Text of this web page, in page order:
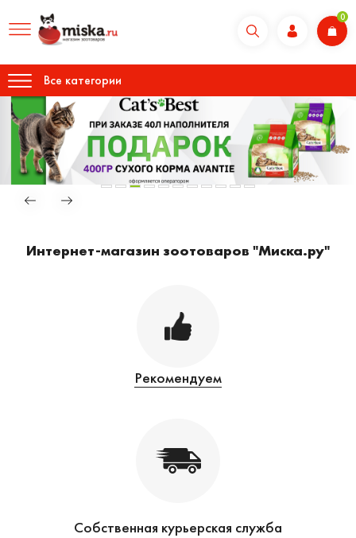
0
Все категории
Интернет-магазин зоотоваров "Миска.ру"
Рекомендуем
Собственная курьерская служба